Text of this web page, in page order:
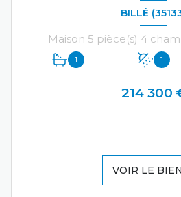
BILLÉ
1 1
214 300
VOIR LE BIEN